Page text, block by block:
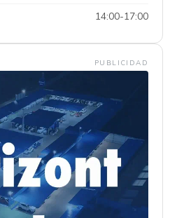
14:00-17:00
PUBLICIDAD